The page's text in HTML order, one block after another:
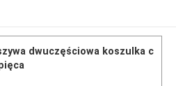
dwuczęściowa koszulka c